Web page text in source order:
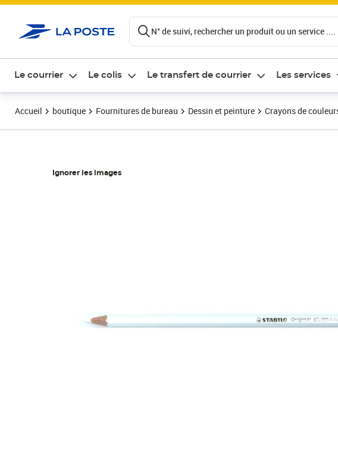
N° de suivi, rechercher un produit ou un service ....
Le courrier Le colis Le transfert de courrier Les services
Accueil boutique Fournitures de bureau Dessin et peinture Crayons de
Ignorer les images